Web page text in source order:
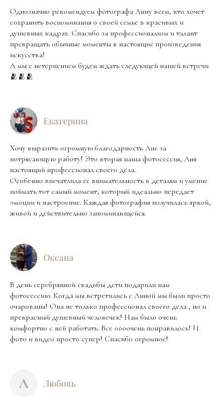
Однозначно рекомендуем фотографа Анну всем, кто хочет
сохранить воспоминания о своей семье в красивых и
душевных кадрах. Спасибо за профессионализм и талант
превращать обычные моменты в настоящие произведения
искусства!
А мы с нетерпением будем ждать следующей нашей встречи
🫂🫂🫂
Екатерина
Хочу выразить огромную благодарность Ане за
потрясающую работу! Это вторая наша фотосессия, Аня
настоящий профессионал своего дела.
Особенно впечатлила ее внимательность к деталям и умение
поймать тот самый момент, который идеально передает
эмоции и настроение. Каждая фотография получилась яркой,
живой и действительно запоминающейся.
Оксана
В день серебрянной свадьбы дети подарили нам
фотосессию. Когда мы встретились с Анной мы были просто
очарованы! Она не только профессионал своего дела , но и
прекрасный душевный человечек! Нам было очень
комфортно с ней работать. Все оооочень понравилось! И
фото и видео просто супер! Спасибо огромное!
Л Любовь